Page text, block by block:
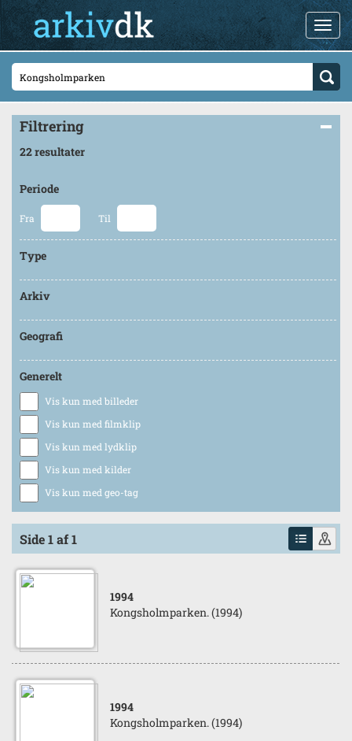
Filtrering
22 resultater
Periode
Fra Til
Type
Arkiv
Geografi
Generelt
Vis kun med billeder
Vis kun med filmklip
Vis kun med lydklip
Vis kun med kilder
Vis kun med geo-tag
Side 1 af 1
1994
Kongsholmparken. (1994)
1994
Kongsholmparken. (1994)